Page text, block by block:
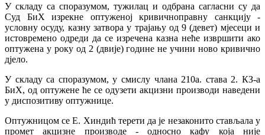
У складу са споразумом, тужилац и одбрана сагласни су да
Суд БиХ изрекне оптуженој кривичноправну санкцију -
условну осуду, казну затвора у трајању од 9 (девет) мјесеци и
истовремено одреди да се изречена казна неће извршити ако
оптужена у року од 2 (двије) године не учини ново кривично
дјело.
У складу са споразумом, у смислу члана 210а. става 2. КЗ-а
БиХ, од оптужене ће се одузети акцизни производи наведени
у диспозитиву оптужнице.
Оптужницом се Е. Хиндић терети да је незаконито стављала у
промет акцизне производе - односно кафу која није